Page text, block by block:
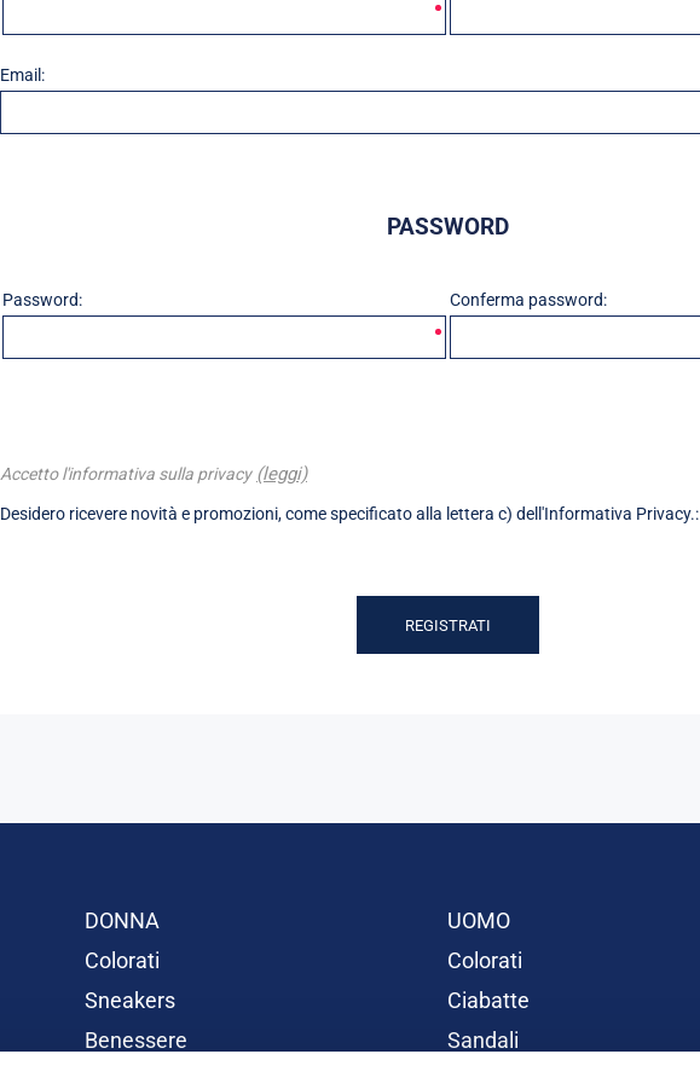
Email:
Desidero ricevere novità e promozioni, come specificato alla lettera c) dell'Informativa Privacy.:
PASSWORD
Password: Conferma password:
Accetto l'informativa sulla privacy (leggi)
REGISTRATI
DONNA
Colorati
Sneakers
Benessere
UOMO
Colorati
Ciabatte
Sandali